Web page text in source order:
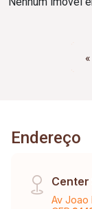
«
Endereço
Center
Av Joao